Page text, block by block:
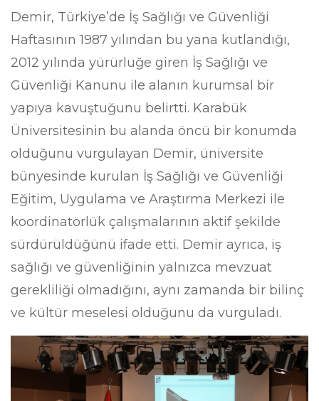
Demir, Türkiye’de İş Sağlığı ve Güvenliği
Haftasının 1987 yılından bu yana kutlandığı,
2012 yılında yürürlüğe giren İş Sağlığı ve
Güvenliği Kanunu ile alanın kurumsal bir
yapıya kavuştuğunu belirtti. Karabük
Üniversitesinin bu alanda öncü bir konumda
olduğunu vurgulayan Demir, üniversite
bünyesinde kurulan İş Sağlığı ve Güvenliği
Eğitim, Uygulama ve Araştırma Merkezi ile
koordinatörlük çalışmalarının aktif şekilde
sürdürüldüğünü ifade etti. Demir ayrıca, iş
sağlığı ve güvenliğinin yalnızca mevzuat
gerekliliği olmadığını, aynı zamanda bir bilinç
ve kültür meselesi olduğunu da vurguladı.